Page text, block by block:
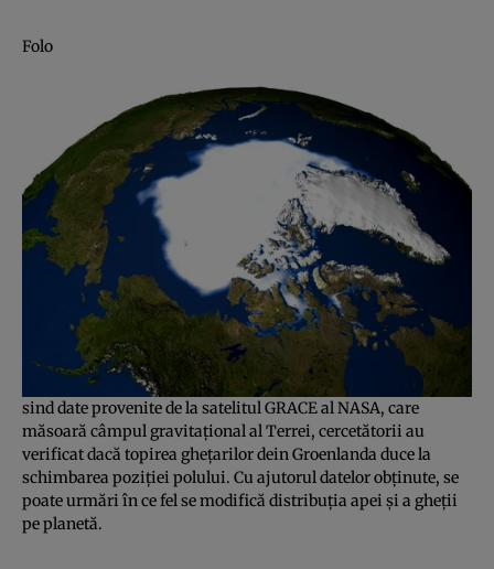
Folo
sind date provenite de la satelitul GRACE al NASA, care
măsoară câmpul gravitaţional al Terrei, cercetătorii au
verificat dacă topirea gheţarilor dein Groenlanda duce la
schimbarea poziţiei polului. Cu ajutorul datelor obţinute, se
poate urmări în ce fel se modifică distribuţia apei şi a gheţii
pe planetă.